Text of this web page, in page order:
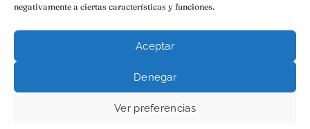
negativamente a ciertas características y funciones.
Aceptar
Denegar
Ver preferencias
Aviso LegalPrivacidad
Pasa a la Acción.